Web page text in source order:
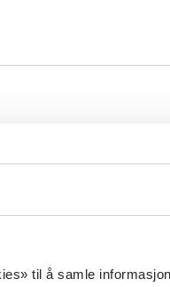
til å samle